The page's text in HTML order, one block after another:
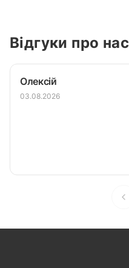
Відгуки про нас
Олексій
03.08.2026